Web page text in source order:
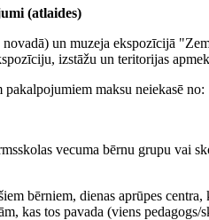
(atlaides)
un muzeja ekspozīcijā
izstāžu un teritorijas
maksu neiekasē no:
vecuma bērnu grupu vai
bērniem, dienas aprūpes
kas tos pavada (viens